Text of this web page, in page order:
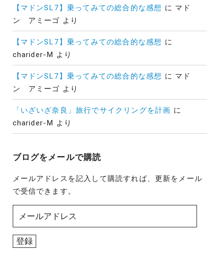
【マドンSL7】乗ってみての総合的な感想 に マド
ン アミーゴ より
【マドンSL7】乗ってみての総合的な感想 に
charider-M より
【マドンSL7】乗ってみての総合的な感想 に マド
ン アミーゴ より
「いざいざ奈良」旅行でサイクリングを計画 に
charider-M より
ブログをメールで購読
メールアドレスを記入して購読すれば、更新をメール
で受信できます。
ル
ア
登録